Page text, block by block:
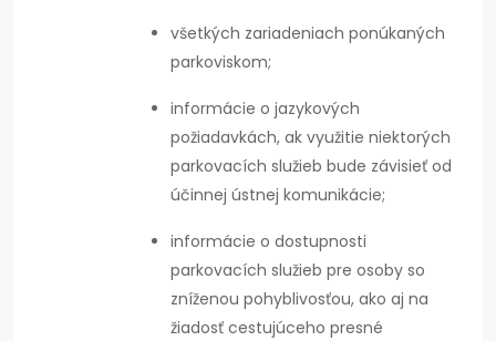
všetkých zariadeniach ponúkaných
parkoviskom;
informácie o jazykových
požiadavkách, ak využitie niektorých
parkovacích služieb bude závisieť od
účinnej ústnej komunikácie;
informácie o dostupnosti
parkovacích služieb pre osoby so
zníženou pohyblivosťou, ako aj na
žiadosť cestujúceho presné